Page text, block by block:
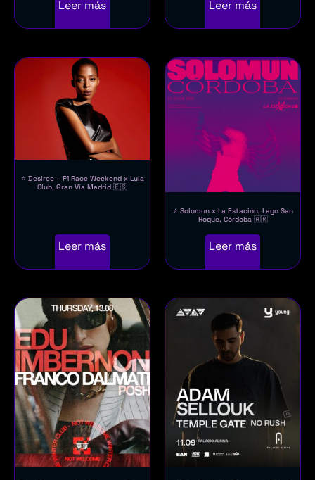
Leer más Leer más
⭐ Desiree – F1 Race Weekend x Lula
Club, Gran Vía Madrid 🇪🇸
Leer más
⭐ Solomun x La Estación, Lago San
Roque, Córdoba 🇦🇷
Leer más